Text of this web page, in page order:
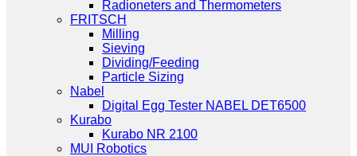
Radioneters and Thermometers
FRITSCH
Milling
Sieving
Dividing/Feeding
Particle Sizing
Nabel
Digital Egg Tester NABEL DET6500
Kurabo
Kurabo NR 2100
MUI Robotics